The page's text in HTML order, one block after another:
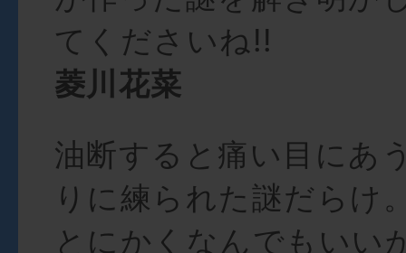
てくださいね!!
菱川花菜
油断すると痛い目にあ
りに練られた謎だらけ
とにかくなんでもいい